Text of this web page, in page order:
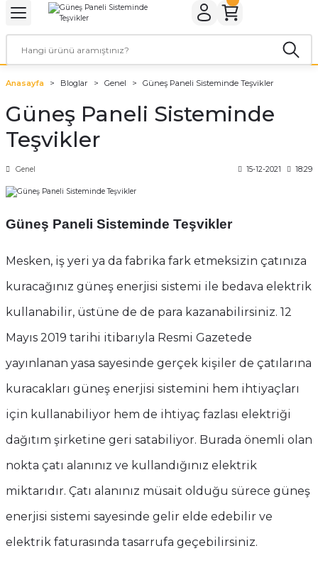
Panoları
CİHAZLARI
Paketler
Anasayfa Bloglar Genel Güneş Paneli Sisteminde Teşvikler
Güneş Paneli Sisteminde
Teşvikler
Genel 15-12-2021 18:29
Güneş Paneli Sisteminde Teşvikler
Mesken, iş yeri ya da fabrika fark etmeksizin çatınıza
kuracağınız güneş enerjisi sistemi ile bedava elektrik
kullanabilir, üstüne de de para kazanabilirsiniz. 12
Mayıs 2019 tarihi itibarıyla Resmi Gazetede
yayınlanan yasa sayesinde gerçek kişiler de çatılarına
kuracakları güneş enerjisi sistemini hem ihtiyaçları
için kullanabiliyor hem de ihtiyaç fazlası elektriği
dağıtım şirketine geri satabiliyor. Burada önemli olan
nokta çatı alanınız ve kullandığınız elektrik
miktarıdır. Çatı alanınız müsait olduğu sürece güneş
enerjisi sistemi sayesinde gelir elde edebilir ve
elektrik faturasında tasarrufa geçebilirsiniz.